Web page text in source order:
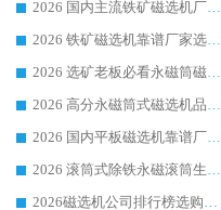
2026 国内主流铁矿磁选机厂家选购指南|行业口碑好品牌推荐，领域强者华体会手机网页版-华体会(中国)
2026 铁矿磁选机靠谱厂家选购指南，领域强者华体会手机网页版-华体会(中国) 铁矿磁选机性价比高
2026 选矿老板必看永磁筒磁选机推荐 行业头部品牌口碑设备选购全攻略
2026 高分永磁筒式磁选机品牌推荐 选矿设备强者对比测评采购避坑全攻略
2026 国内平板磁选机靠谱厂家排名 行业实测口碑设备按需选购全指南
2026 滚筒式除铁永磁滚筒生产厂家推荐排名|行业口碑选购指南，领域强者源头厂商精选
2026磁选机公司排行榜选购指南|正规源头厂家推荐，领域强者高性价比靠谱信赖品牌